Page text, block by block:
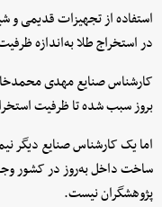
استفاده از تجهیزات قدیمی و
در استخراج طلا به‌اندازه
کارشناس صنایع مهدی
بروز سبب شده تا ظرفیت
اما یک کارشناس صنایع دیگر
ساخت داخل به‌روز در کشور
پژوهشگران نیست.